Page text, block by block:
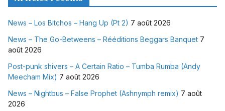
News – Los Bitchos – Hang Up (Pt 2) 7 août 2026
News – The Go-Betweens – Rééditions Beggars Banquet 7
août 2026
Post-punk shivers – A Certain Ratio – Tumba Rumba (Andy
Meecham Mix) 7 août 2026
News – Nightbus – False Prophet (Ashnymph remix) 7 août
2026